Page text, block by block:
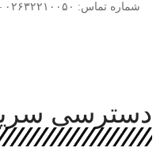
شماره تماس: ۰۲۶۳۲۲۱۰۰۵۰ – ۰۹۱۲۰۸۳۴۵۶۴
دسترسی